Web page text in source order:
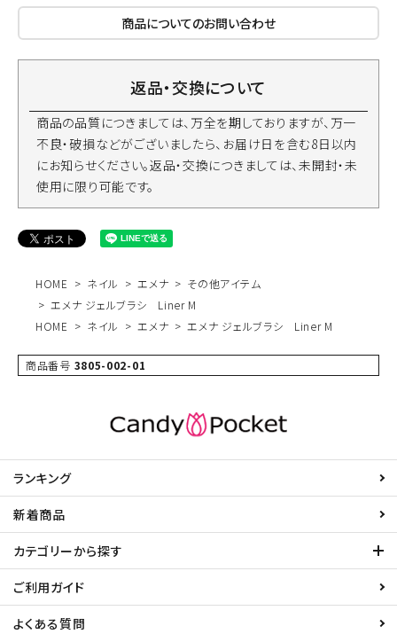
商品についてのお問い合わせ
返品・交換について
商品の品質につきましては、万全を期しておりますが、万一
不良・破損などがございましたら、お届け日を含む8日以内
にお知らせください。返品・交換につきましては、未開封・未
使用に限り可能です。
HOME ネイル エメナ
その他アイテム
エメナ ジェルブラシ Liner M
HOME
ネイル エメナ エメナ ジェルブラシ Liner M
商品番号 3805-002-01
ランキング
新着商品
カテゴリーから探す
ご利用ガイド
よくある質問